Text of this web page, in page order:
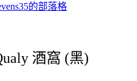
的部落格
酒窩 (黑)